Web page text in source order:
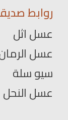
روابط
عسل اثل
عسل
سيو سلة
عسل النحل